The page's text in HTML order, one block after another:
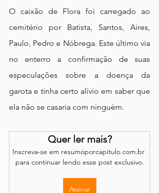
O caixão de Flora foi carregado ao
cemitério por Batista, Santos, Aires,
Paulo, Pedro e Nóbrega. Este último via
no enterro a confirmação de suas
especulações sobre a doença da
garota e tinha certo alívio em saber que
ela não se casaria com ninguém.
Quer ler mais?
Inscreva-se em resumoporcapitulo.com.br
para continuar lendo esse post exclusivo.
Assinar